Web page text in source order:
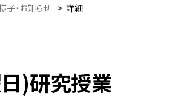
子・お知らせ > 詳細
)研究授業